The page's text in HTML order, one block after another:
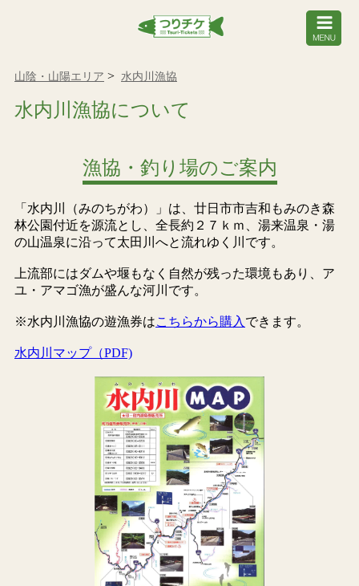
山陰・山陽エリア 水内川漁協
水内川漁協について
漁協・釣り場のご案内
「水内川（みのちがわ）」は、廿日市市吉和もみのき森
林公園付近を源流とし、全長約２７ｋｍ、湯来温泉・湯
の山温泉に沿って太田川へと流れゆく川です。
上流部にはダムや堰もなく自然が残った環境もあり、ア
ユ・アマゴ漁が盛んな河川です。
※水内川漁協の遊漁券はこちらから購入 できます。
水内川マップ（PDF)